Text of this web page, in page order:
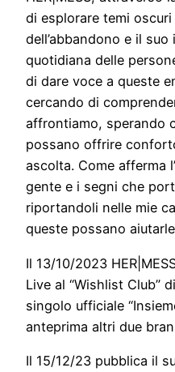
di esplorare temi
dell’abbandono e il
quotidiana delle
di dare voce a queste
cercando di
affrontiamo, sperando
possano offrire
ascolta. Come afferma
gente e i segni che
riportandoli nelle mie
queste possano
Il 13/10/2023
Live al “Wishlist Club”
singolo ufficiale
anteprima altri due
Il 15/12/23 pubblica il